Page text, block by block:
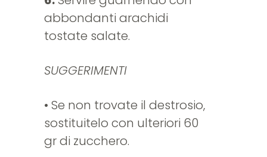
abbondanti arachidi
tostate salate.
SUGGERIMENTI
• Se non trovate il destrosio,
sostituitelo con ulteriori 60
gr di zucchero.